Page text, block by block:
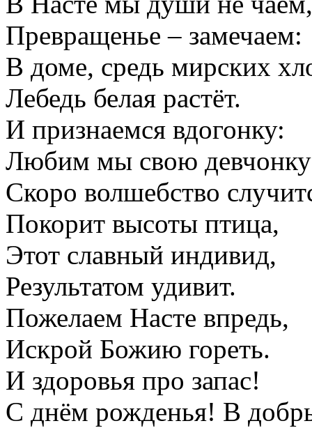
Превращенье – замечаем:
В доме, средь мирских
Лебедь белая растёт.
И признаемся вдогонку:
Любим мы свою
Скоро волшебство
Покорит высоты птица,
Этот славный индивид,
Результатом удивит.
Пожелаем Насте впредь,
Искрой Божию гореть.
И здоровья про запас!
С днём рожденья! В